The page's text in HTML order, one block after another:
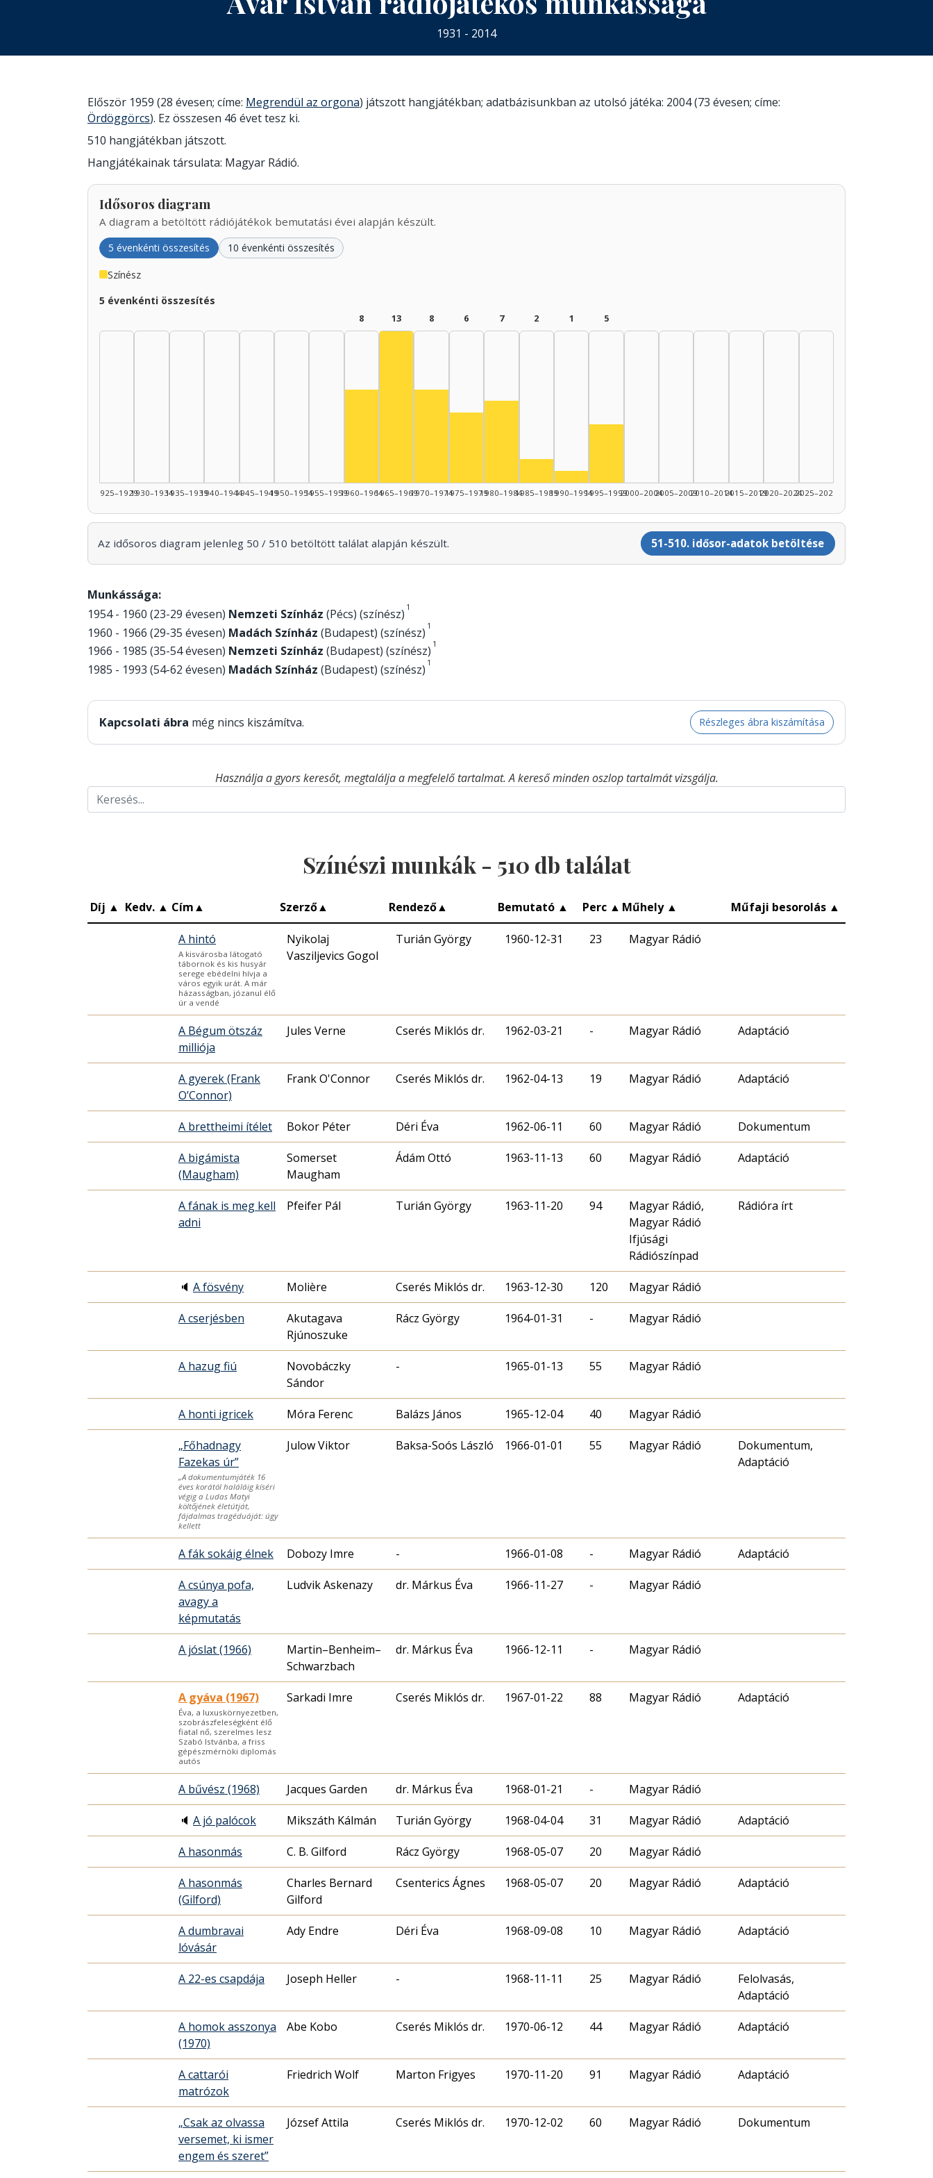
1931 - 2014
Először 1959 (28 évesen; címe: Megrendül az orgona) játszott hangjátékban; adatbázisunkban az utolsó játéka: 2004 (73 évesen; címe:
Ördöggörcs). Ez összesen 46 évet tesz ki.
510 hangjátékban játszott.
Hangjátékainak társulata: Magyar Rádió.
Idősoros diagram
A diagram a betöltött rádiójátékok bemutatási évei alapján készült.
5 évenkénti összesítés 10 évenkénti összesítés
Színész
5 évenkénti összesítés
1925–19291930–19341935–19391940–19441945–19491950–19541955–1959
8
1960–1964
13
Színész, 1965–1969: 13
1965–1969
8
1970–1974
6
Színész, 1975–1979: 6
1975–1979
7
1980–1984
2
1985–1989
1
Színész, 1990–1994: 1
1990–1994
5
1995–19992000–20042005–20092010–20142015–20192020–20242025–2026
Az idősoros diagram jelenleg 50 / 510 betöltött találat alapján készült. 51-510. idősor-adatok betöltése
Munkássága:
1954 - 1960 (23-29 évesen) Nemzeti Színház (Pécs) (színész) 1
1960 - 1966 (29-35 évesen) Madách Színház (Budapest) (színész) 1
1966 - 1985 (35-54 évesen) Nemzeti Színház (Budapest) (színész) 1
1985 - 1993 (54-62 évesen) Madách Színház (Budapest) (színész) 1
Kapcsolati ábra még nincs kiszámítva. Részleges ábra kiszámítása
Használja a gyors keresőt, megtalálja a megfelelő tartalmat. A kereső minden oszlop tartalmát vizsgálja.
Színészi munkák - 510 db találat
Díj ▲ Kedv. ▲ Cím▲ Szerző▲ Rendező▲ Bemutató ▲ Perc ▲ Műhely ▲ Műfaji besorolás ▲
A hintó
A kisvárosba látogató
tábornok és kis husyár
serege ebédelni hívja a
város egyik urát. A már
házasságban, józanul élő
úr a vendé
Nyikolaj
Vasziljevics Gogol
Turián György 1960-12-31 23 Magyar Rádió
A Bégum ötszáz
milliója
Jules Verne Cserés Miklós dr. 1962-03-21 - Magyar Rádió Adaptáció
A gyerek (Frank
O’Connor)
Frank O'Connor Cserés Miklós dr. 1962-04-13 19 Magyar Rádió Adaptáció
A brettheimi ítélet Bokor Péter Déri Éva 1962-06-11 60 Magyar Rádió Dokumentum
A bigámista
(Maugham)
Somerset
Maugham
Ádám Ottó 1963-11-13 60 Magyar Rádió Adaptáció
A fának is meg kell
adni
Pfeifer Pál Turián György 1963-11-20 94
Magyar Rádió,
Magyar Rádió
Ifjúsági
Rádiószínpad
Rádióra írt
🔈 A fösvény Molière Cserés Miklós dr. 1963-12-30 120 Magyar Rádió
A cserjésben
Akutagava
Rjúnoszuke
Rácz György 1964-01-31 - Magyar Rádió
A hazug fiú
Novobáczky
Sándor
- 1965-01-13 55 Magyar Rádió
A honti igricek Móra Ferenc Balázs János 1965-12-04 40 Magyar Rádió
„Főhadnagy
Fazekas úr”
„A dokumentumjáték 16
éves korától haláláig kíséri
végig a Ludas Matyi
költőjének életútját,
fájdalmas tragéduáját: úgy
kellett
Julow Viktor Baksa-Soós László 1966-01-01 55 Magyar Rádió
Dokumentum,
Adaptáció
A fák sokáig élnek Dobozy Imre - 1966-01-08 - Magyar Rádió Adaptáció
A csúnya pofa,
avagy a
képmutatás
Ludvik Askenazy dr. Márkus Éva 1966-11-27 - Magyar Rádió
A jóslat (1966)
Martin–Benheim–
Schwarzbach
dr. Márkus Éva 1966-12-11 - Magyar Rádió
A gyáva (1967)
Éva, a luxuskörnyezetben,
szobrászfeleségként élő
fiatal nő, szerelmes lesz
Szabó Istvánba, a friss
gépészmérnöki diplomás
autós
Sarkadi Imre Cserés Miklós dr. 1967-01-22 88 Magyar Rádió Adaptáció
A bűvész (1968) Jacques Garden dr. Márkus Éva 1968-01-21 - Magyar Rádió
🔈 A jó palócok Mikszáth Kálmán Turián György 1968-04-04 31 Magyar Rádió Adaptáció
A hasonmás C. B. Gilford Rácz György 1968-05-07 20 Magyar Rádió
A hasonmás
(Gilford)
Charles Bernard
Gilford
Csenterics Ágnes 1968-05-07 20 Magyar Rádió Adaptáció
A dumbravai
lóvásár
Ady Endre Déri Éva 1968-09-08 10 Magyar Rádió Adaptáció
A 22-es csapdája Joseph Heller - 1968-11-11 25 Magyar Rádió
Felolvasás,
Adaptáció
A homok asszonya
(1970)
Abe Kobo Cserés Miklós dr. 1970-06-12 44 Magyar Rádió Adaptáció
A cattarói
matrózok
Friedrich Wolf Marton Frigyes 1970-11-20 91 Magyar Rádió Adaptáció
„Csak az olvassa
versemet, ki ismer
engem és szeret”
József Attila Cserés Miklós dr. 1970-12-02 60 Magyar Rádió Dokumentum